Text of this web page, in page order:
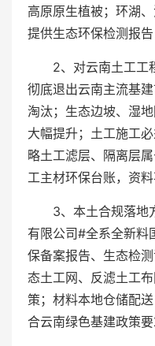
高原原生植被；环湖
提供生态环保检测报
2、对云南土工工
彻底退出云南主流基
淘汰；生态边坡、湿
大幅提升；土工施工
略土工滤层、隔离层
工主材环保台账，资料
3、本土合规落地
有限公司#全系全新料
保备案报告、生态检
态土工网、反滤土工
策；材料本地仓储配
合云南绿色基建政策要